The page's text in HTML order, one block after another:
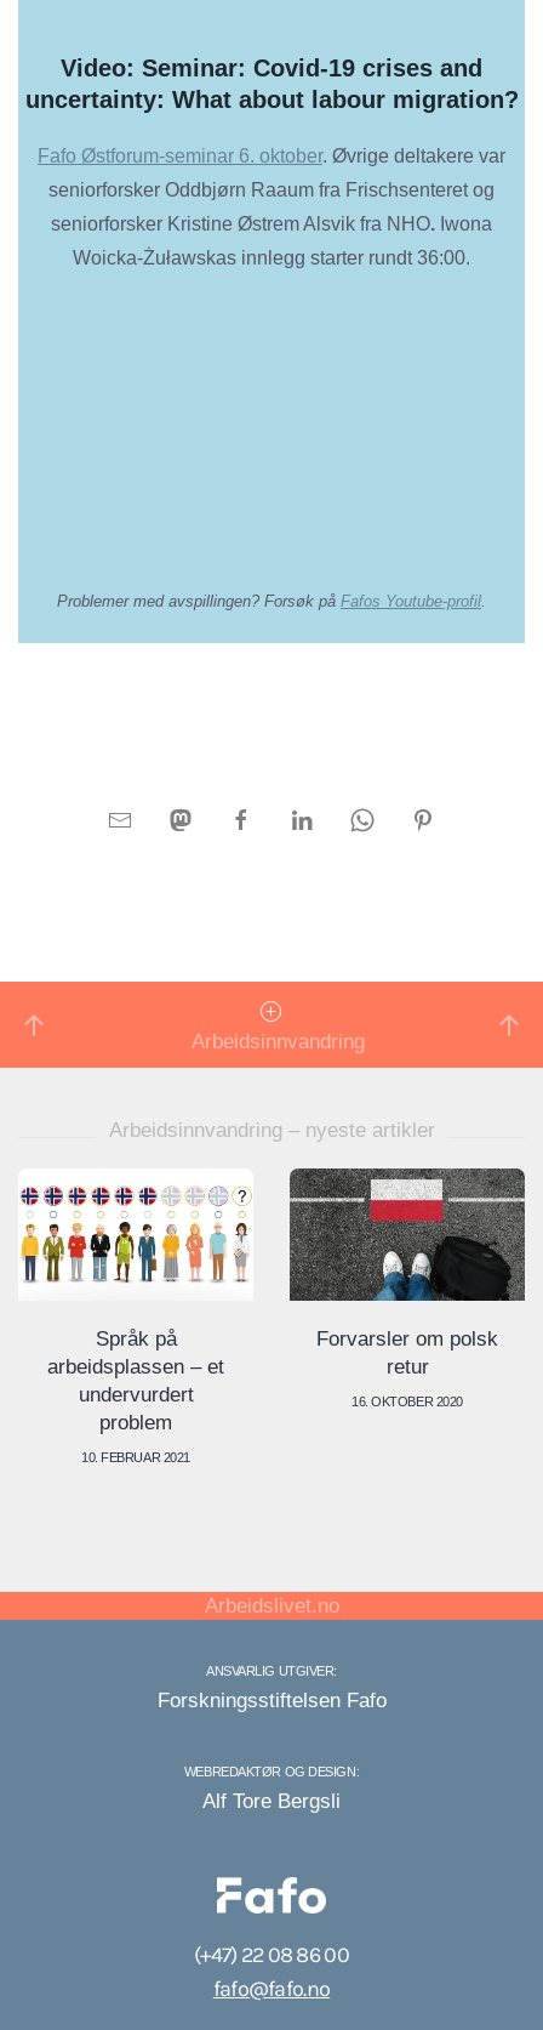
Video: Seminar: Covid-19 crises and
uncertainty: What about labour migration?
Fafo Østforum-seminar 6. oktober. Øvrige deltakere var
seniorforsker Oddbjørn Raaum fra Frischsenteret og
seniorforsker Kristine Østrem Alsvik fra NHO. Iwona
Woicka-Żuławskas innlegg starter rundt 36:00.
Problemer med avspillingen? Forsøk på Fafos Youtube-profil.
Arbeidsinnvandring
Arbeidsinnvandring – nyeste artikler
Språk på
arbeidsplassen – et
undervurdert
problem
10. FEBRUAR 2021
Forvarsler om polsk
retur
16. OKTOBER 2020
Arbeidslivet.no
(+47) 22 08 86 00
fafo@fafo.no
ANSVARLIG UTGIVER:
Forskningsstiftelsen Fafo
WEBREDAKTØR OG DESIGN:
Alf Tore Bergsli